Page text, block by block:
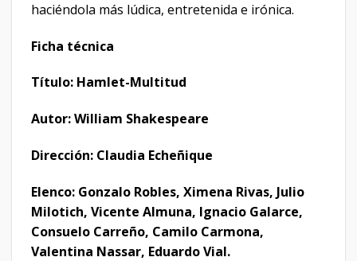
haciéndola más lúdica, entretenida e irónica.
Ficha técnica
Título: Hamlet-Multitud
Autor: William Shakespeare
Dirección: Claudia Echeñique
Elenco: Gonzalo Robles, Ximena Rivas, Julio
Milotich, Vicente Almuna, Ignacio Galarce,
Consuelo Carreño, Camilo Carmona,
Valentina Nassar, Eduardo Vial.